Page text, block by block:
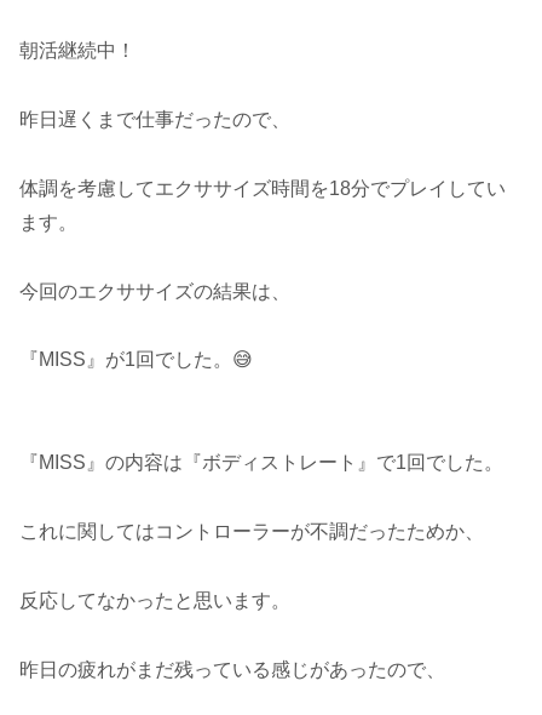
朝活継続中！
昨日遅くまで仕事だったので、
体調を考慮してエクササイズ時間を18分でプレイしてい
ます。
今回のエクササイズの結果は、
『MISS』が1回でした。😅
『MISS』の内容は『ボディストレート』で1回でした。
これに関してはコントローラーが不調だったためか、
反応してなかったと思います。
昨日の疲れがまだ残っている感じがあったので、